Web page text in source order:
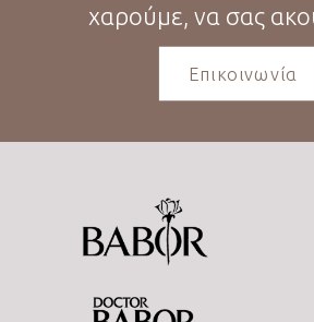
χαρούμε, να σας
Επικοινωνία